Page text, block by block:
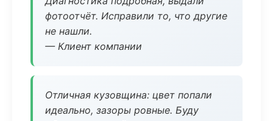
фотоотчёт. Исправили то, что другие
не нашли.
— Клиент компании
Отличная кузовщина: цвет попали
идеально, зазоры ровные. Буду